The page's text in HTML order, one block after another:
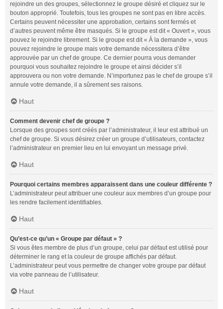
rejoindre un des groupes, sélectionnez le groupe désiré et cliquez sur le
bouton approprié. Toutefois, tous les groupes ne sont pas en libre accès.
Certains peuvent nécessiter une approbation, certains sont fermés et
d’autres peuvent même être masqués. Si le groupe est dit « Ouvert », vous
pouvez le rejoindre librement. Si le groupe est dit « À la demande », vous
pouvez rejoindre le groupe mais votre demande nécessitera d’être
approuvée par un chef de groupe. Ce dernier pourra vous demander
pourquoi vous souhaitez rejoindre le groupe et ainsi décider s’il
approuvera ou non votre demande. N’importunez pas le chef de groupe s’il
annule votre demande, il a sûrement ses raisons.
Haut
Comment devenir chef de groupe ?
Lorsque des groupes sont créés par l’administrateur, il leur est attribué un
chef de groupe. Si vous désirez créer un groupe d’utilisateurs, contactez
l’administrateur en premier lieu en lui envoyant un message privé.
Haut
Pourquoi certains membres apparaissent dans une couleur différente ?
L’administrateur peut attribuer une couleur aux membres d’un groupe pour
les rendre facilement identifiables.
Haut
Qu’est-ce qu’un « Groupe par défaut » ?
Si vous êtes membre de plus d’un groupe, celui par défaut est utilisé pour
déterminer le rang et la couleur de groupe affichés par défaut.
L’administrateur peut vous permettre de changer votre groupe par défaut
via votre panneau de l’utilisateur.
Haut